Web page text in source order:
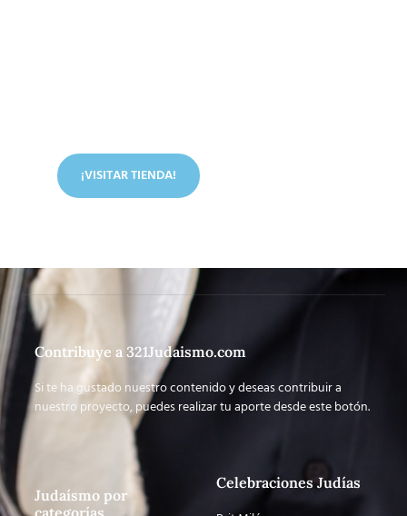
¡VISITAR TIENDA!
Contribuye a 321Judaismo.com
Si te ha gustado nuestro contenido y deseas contribuir a
nuestro proyecto, puedes realizar tu aporte desde este botón.
Judaísmo por
categorías
Celebraciones Judías